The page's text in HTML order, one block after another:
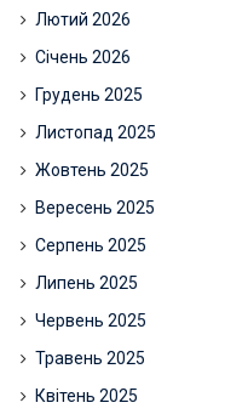
Лютий 2026
Січень 2026
Грудень 2025
Листопад 2025
Жовтень 2025
Вересень 2025
Серпень 2025
Липень 2025
Червень 2025
Травень 2025
Квітень 2025